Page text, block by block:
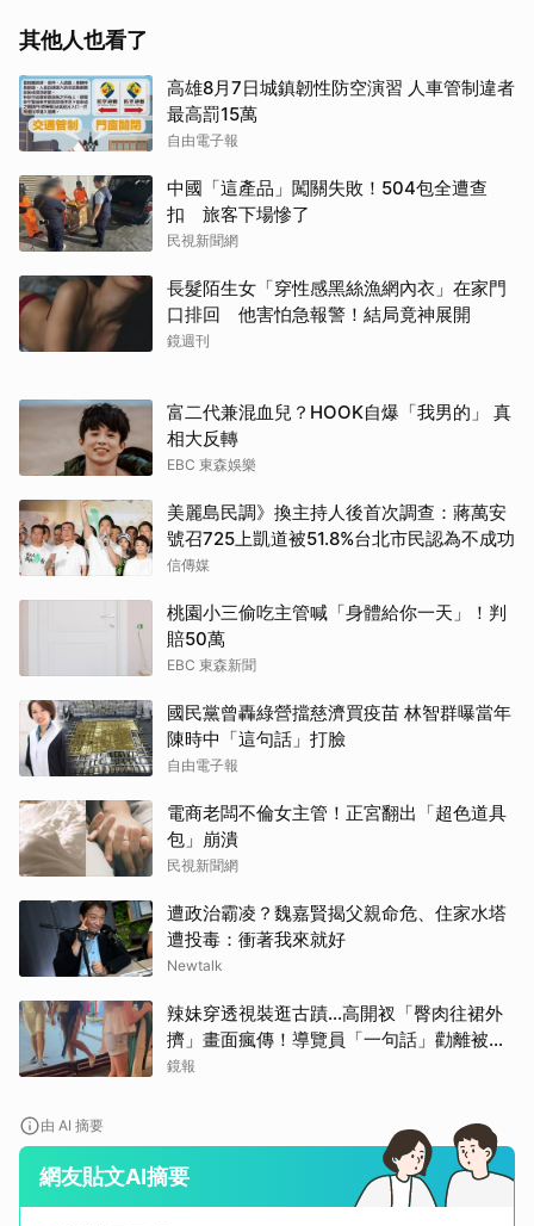
其他人也看了
高雄8月7日城鎮韌性防空演習 人車管制違者
最高罰15萬
自由電子報
中國「這產品」闖關失敗！504包全遭查
扣 旅客下場慘了
民視新聞網
長髮陌生女「穿性感黑絲漁網內衣」在家門
口排回 他害怕急報警！結局竟神展開
鏡週刊
富二代兼混血兒？HOOK自爆「我男的」 真
相大反轉
EBC 東森娛樂
美麗島民調》換主持人後首次調查：蔣萬安
號召725上凱道被51.8%台北市民認為不成功
信傳媒
桃園小三偷吃主管喊「身體給你一天」！判
賠50萬
EBC 東森新聞
國民黨曾轟綠營擋慈濟買疫苗 林智群曝當年
陳時中「這句話」打臉
自由電子報
電商老闆不倫女主管！正宮翻出「超色道具
包」崩潰
民視新聞網
遭政治霸凌？魏嘉賢揭父親命危、住家水塔
遭投毒：衝著我來就好
Newtalk
辣妹穿透視裝逛古蹟…高開衩「臀肉往裙外
擠」畫面瘋傳！導覽員「一句話」勸離被狂
讚
鏡報
由 AI 摘要
網友貼文AI摘要